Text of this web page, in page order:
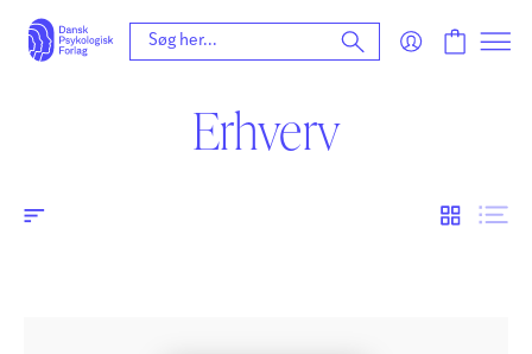
Erhverv